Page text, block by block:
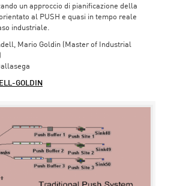
un approccio di pianificazione della
al PUSH e quasi in tempo reale
industriale.
Mario Goldin (Master of Industrial
GOLDIN